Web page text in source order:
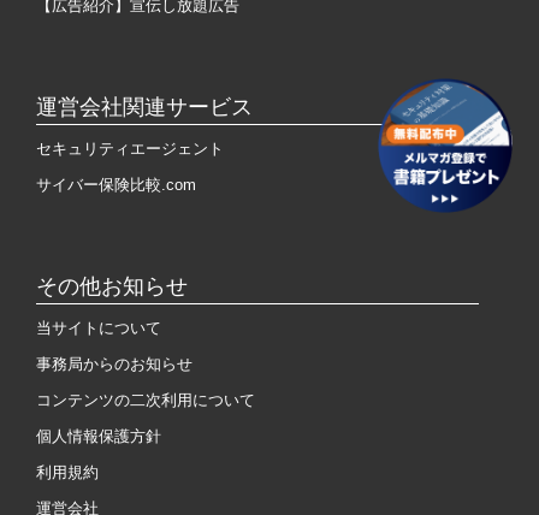
【広告紹介】宣伝し放題広告
運営会社関連サービス
セキュリティエージェント
サイバー保険比較.com
その他お知らせ
当サイトについて
事務局からのお知らせ
コンテンツの二次利用について
個人情報保護方針
利用規約
運営会社